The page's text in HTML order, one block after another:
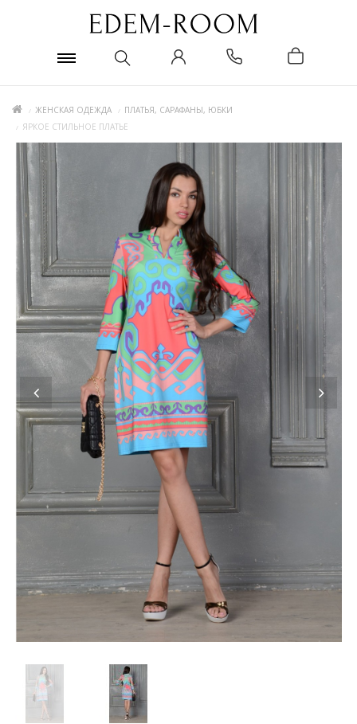
ЖЕНСКАЯ ОДЕЖДА
ПЛАТЬЯ, САРАФАНЫ, ЮБКИ
ЯРКОЕ СТИЛЬНОЕ ПЛАТЬЕ